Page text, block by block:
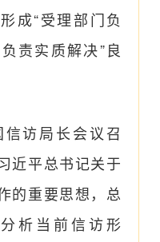
成“受理部门负
责实质解决”良
访局长会议召
近平总书记关于
的重要思想，总
析当前信访形